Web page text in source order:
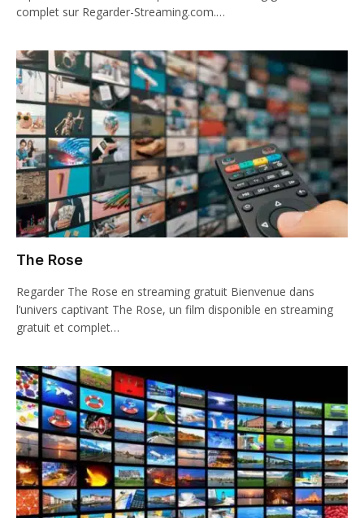
complet sur Regarder-Streaming.com.…
The Rose
Regarder The Rose en streaming gratuit Bienvenue dans
l’univers captivant The Rose, un film disponible en streaming
gratuit et complet…